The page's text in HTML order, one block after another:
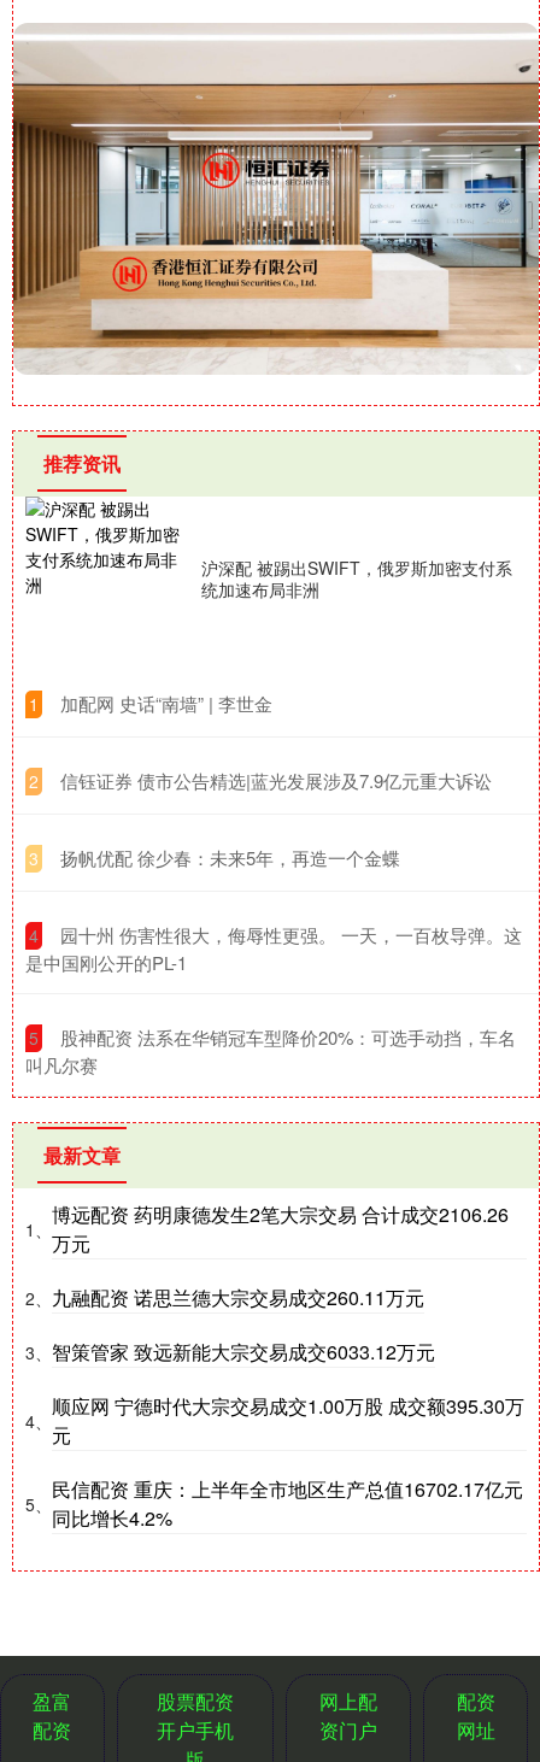
推荐资讯
沪深配 被踢出SWIFT，俄罗斯加密支付系
统加速布局非洲
1 ​加配网 史话“南墙” | 李世金
2 ​信钰证券 债市公告精选|蓝光发展涉及7.9亿元重大诉讼
3 ​扬帆优配 徐少春：未来5年，再造一个金蝶
4
​园十州 伤害性很大，侮辱性更强。 一天，一百枚导弹。这
是中国刚公开的PL-1
5
​股神配资 法系在华销冠车型降价20%：可选手动挡，车名
叫凡尔赛
最新文章
1、
博远配资 药明康德发生2笔大宗交易 合计成交2106.26
万元
2、 九融配资 诺思兰德大宗交易成交260.11万元
3、 智策管家 致远新能大宗交易成交6033.12万元
4、
顺应网 宁德时代大宗交易成交1.00万股 成交额395.30万
元
5、
民信配资 重庆：上半年全市地区生产总值16702.17亿元
同比增长4.2%
盈富
配资
股票配资
开户手机
网上配
资门户
配资
网址